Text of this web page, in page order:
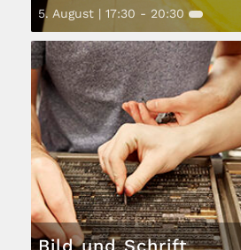
5. August | 17:30 - 20:30
Bild und Schrift